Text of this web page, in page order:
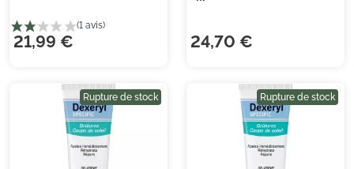
(1 avis)
21,99 € 24,70 €
Rupture de stock Rupture de stock